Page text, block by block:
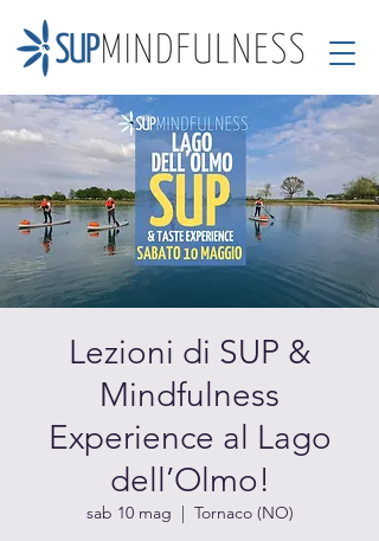
Lezioni di SUP &
Mindfulness
Experience al Lago
dell’Olmo!
sab 10 mag
  |
Tornaco (NO)